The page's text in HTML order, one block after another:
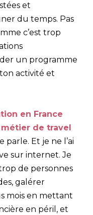
et
du temps. Pas
c’est trop
un programme
activité et
en France
de travel
parle. Et je ne l’ai
sur internet. Je
de personnes
galérer
mois en mettant
en péril, et